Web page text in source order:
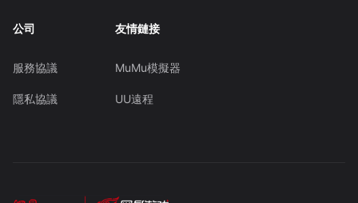
公司
服務協議
隱私協議
友情鏈接
MuMu模擬器
UU遠程